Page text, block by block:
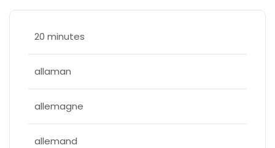
20 minutes
allaman
allemagne
allemand